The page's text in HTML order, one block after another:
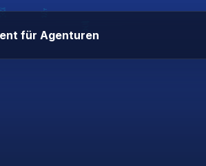
für Agenturen